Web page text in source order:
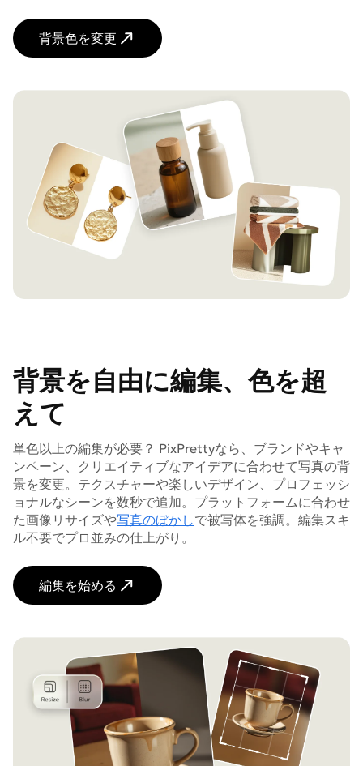
背景色を変更
背景を自由に編集、色を超
えて
単色以上の編集が必要？ PixPrettyなら、ブランドやキャ
ンペーン、クリエイティブなアイデアに合わせて写真の背
景を変更。テクスチャーや楽しいデザイン、プロフェッシ
ョナルなシーンを数秒で追加。プラットフォームに合わせ
た画像リサイズや写真のぼかしで被写体を強調。編集スキ
ル不要でプロ並みの仕上がり。
編集を始める